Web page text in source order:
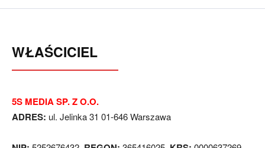
WŁAŚCICIEL
5S MEDIA SP. Z O.O.
ADRES: ul. Jelinka 31 01-646 Warszawa